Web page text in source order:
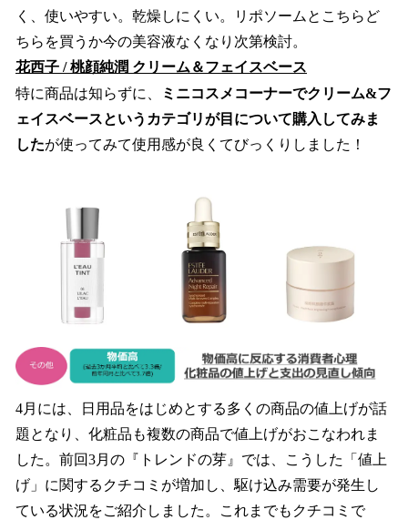
く、使いやすい。乾燥しにくい。リポソームとこちらど
ちらを買うか今の美容液なくなり次第検討。
花西子 / 桃顔純潤 クリーム＆フェイスベース
特に商品は知らずに、
ミニコスメコーナーでクリーム&フ
ェイスベースというカテゴリが目について購入してみま
したが使ってみて使用感が良くてびっくりしました！
4月には、日用品をはじめとする多くの商品の値上げが話
題となり、化粧品も複数の商品で値上げがおこなわれま
した。前回3月の『トレンドの芽』では、こうした「値上
げ」に関するクチコミが増加し、駆け込み需要が発生し
ている状況をご紹介しました。これまでもクチコミで